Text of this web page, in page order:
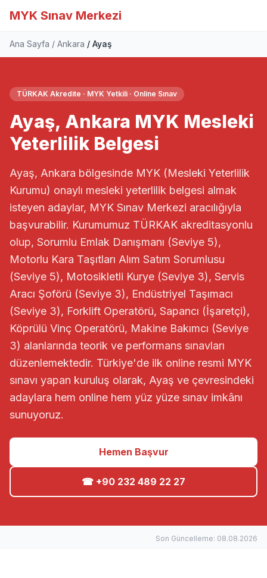
MYK Sınav Merkezi
Ana Sayfa Ankara Ayaş
TÜRKAK Akredite · MYK Yetkili · Online Sınav
Ayaş, Ankara MYK Mesleki
Yeterlilik Belgesi
Ayaş, Ankara bölgesinde MYK (Mesleki Yeterlilik
Kurumu) onaylı mesleki yeterlilik belgesi almak
isteyen adaylar, MYK Sınav Merkezi aracılığıyla
başvurabilir. Kurumumuz TÜRKAK akreditasyonlu
olup, Sorumlu Emlak Danışmanı (Seviye 5),
Motorlu Kara Taşıtları Alım Satım Sorumlusu
(Seviye 5), Motosikletli Kurye (Seviye 3), Servis
Aracı Şoförü (Seviye 3), Endüstriyel Taşımacı
(Seviye 3), Forklift Operatörü, Sapancı (İşaretçi),
Köprülü Vinç Operatörü, Makine Bakımcı (Seviye
3) alanlarında teorik ve performans sınavları
düzenlemektedir. Türkiye'de ilk online resmi MYK
sınavı yapan kuruluş olarak, Ayaş ve çevresindeki
adaylara hem online hem yüz yüze sınav imkânı
sunuyoruz.
Hemen Başvur
☎ +90 232 489 22 27
Son Güncelleme: 08.08.2026